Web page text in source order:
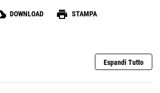
DOWNLOAD print STAMPA
Espandi Tutto